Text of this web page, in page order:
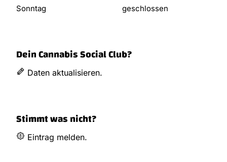
Sonntag
geschlossen
Dein Cannabis Social Club?
Daten aktualisieren.
Stimmt was nicht?
Eintrag melden.